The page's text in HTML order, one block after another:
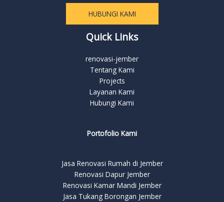
HUBUNGI KAMI
Quick Links
renovasi-jember
Tentang Kami
Projects
Layanan Kami
Hubungi Kami
Portofolio Kami
Jasa Renovasi Rumah di Jember
Renovasi Dapur Jember
Renovasi Kamar Mandi Jember
Jasa Tukang Borongan Jember